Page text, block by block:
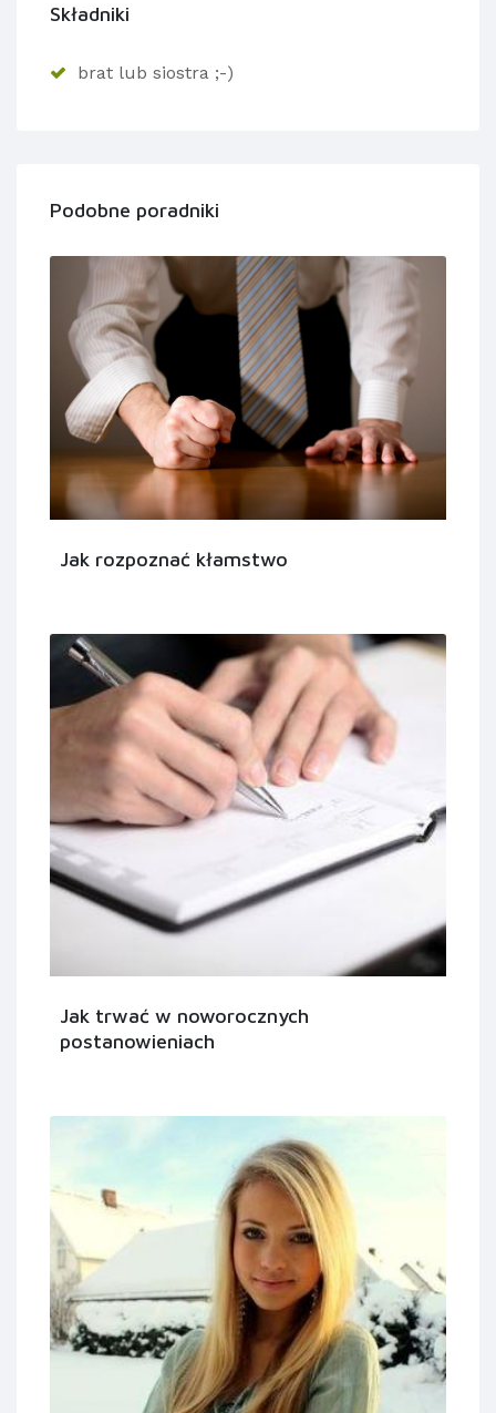
Składniki
brat lub siostra ;-)
Podobne poradniki
Jak rozpoznać kłamstwo
Jak trwać w noworocznych
postanowieniach